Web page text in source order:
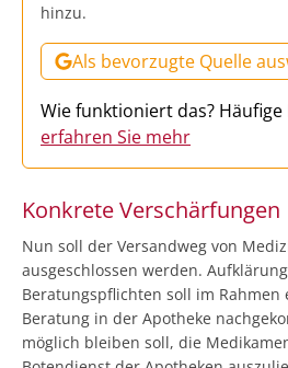
hinzu.
Als bevorzugte Quelle
Wie funktioniert das? Häufige
erfahren Sie mehr
Konkrete Verschärfungen
Nun soll der Versandweg von
ausgeschlossen werden.
Beratungspflichten soll im Rahmen
Beratung in der Apotheke
möglich bleiben soll, die